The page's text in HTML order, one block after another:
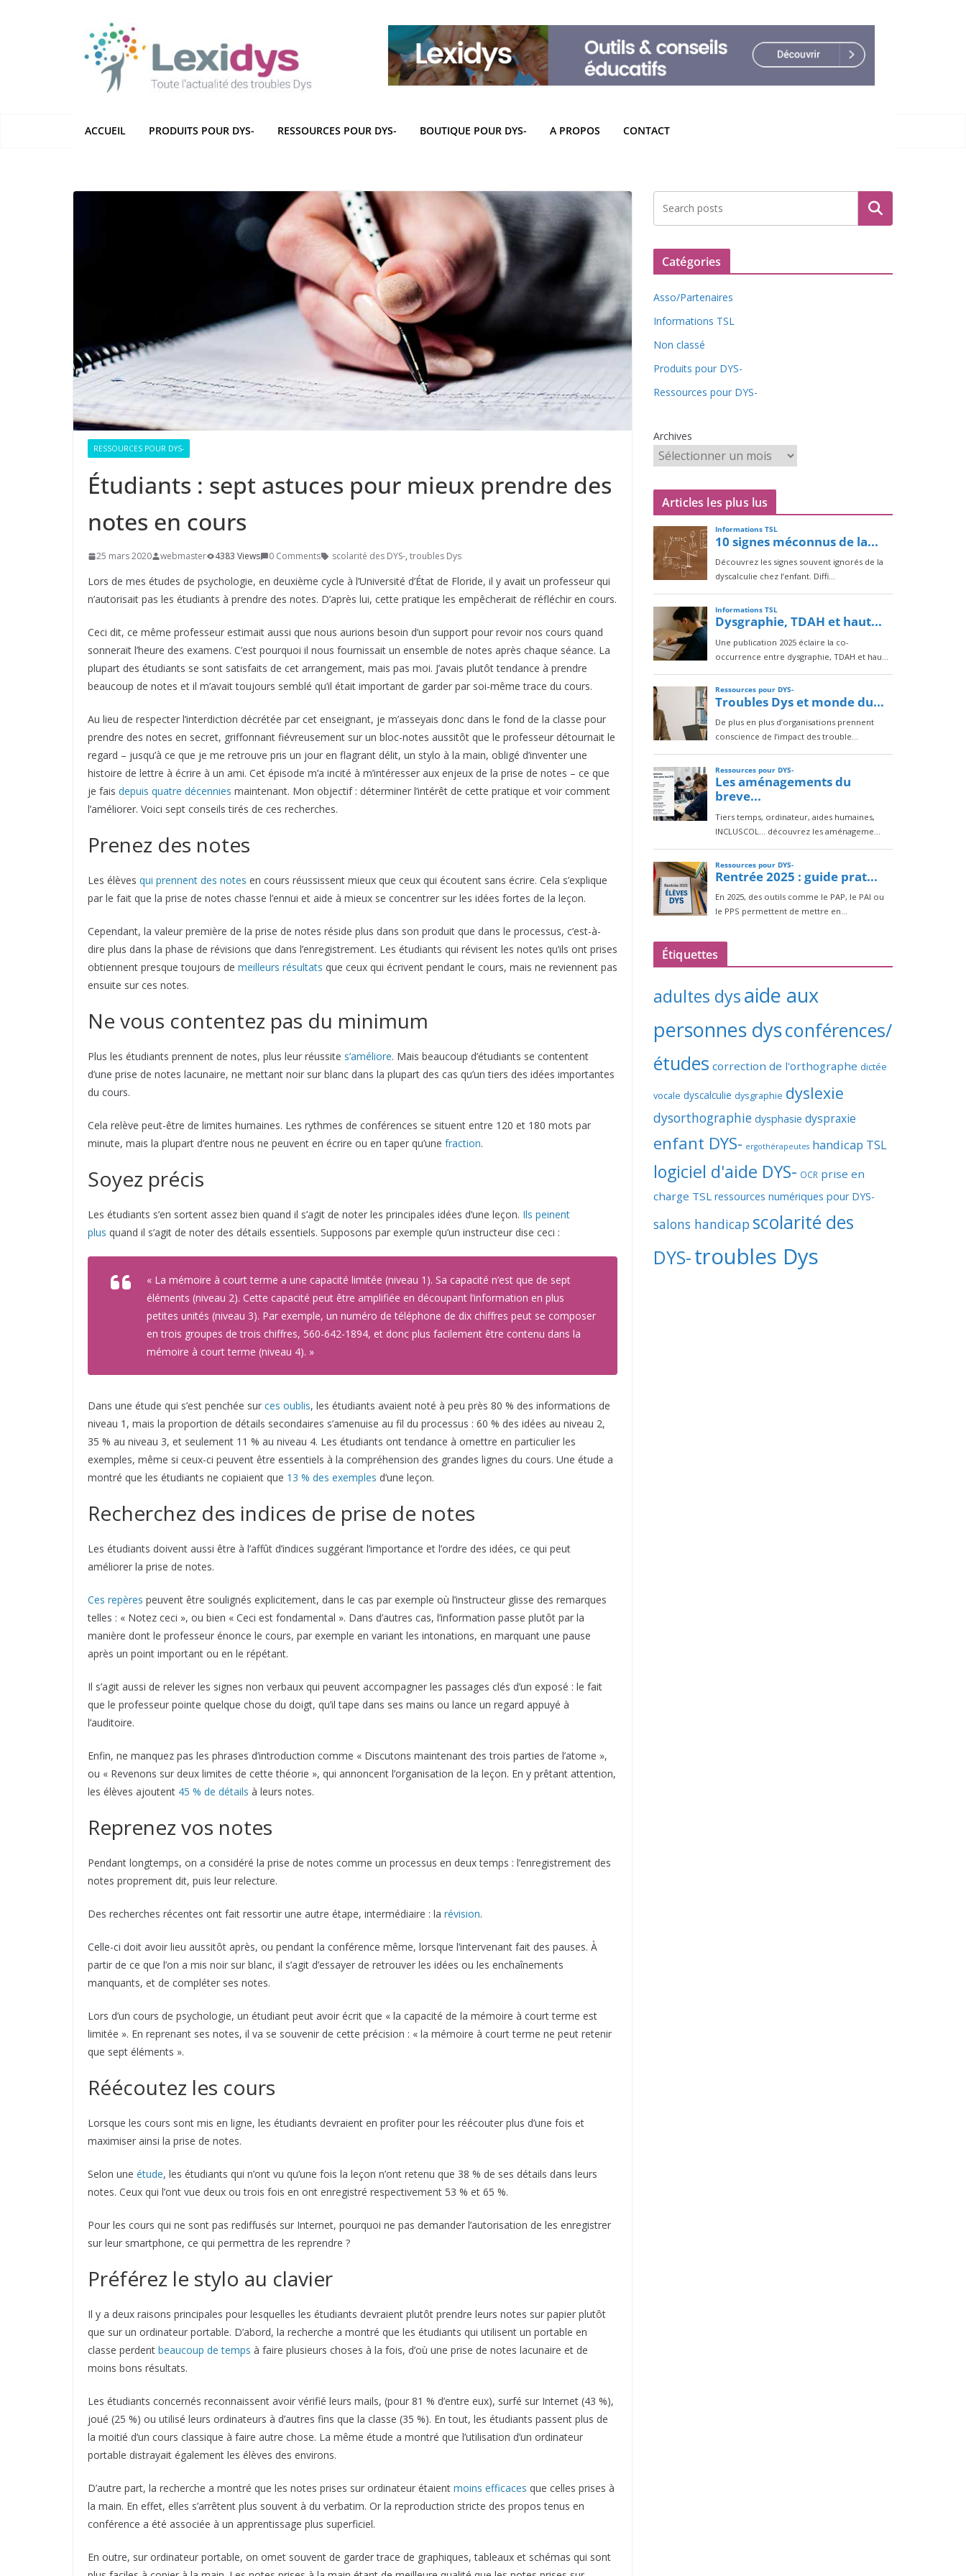
ACCUEIL PRODUITS POUR DYS- RESSOURCES POUR DYS- BOUTIQUE POUR DYS- A PROPOS CONTACT
RESSOURCES POUR DYS-
Étudiants : sept astuces pour mieux prendre des
notes en cours
25 mars 2020 webmaster 4383 Views 0 Comments scolarité des DYS-, troubles Dys
Lors de mes études de psychologie, en deuxième cycle à l’Université d’État de Floride, il y avait un professeur qui
n’autorisait pas les étudiants à prendre des notes. D’après lui, cette pratique les empêcherait de réfléchir en cours.
Ceci dit, ce même professeur estimait aussi que nous aurions besoin d’un support pour revoir nos cours quand
sonnerait l’heure des examens. C’est pourquoi il nous fournissait un ensemble de notes après chaque séance. La
plupart des étudiants se sont satisfaits de cet arrangement, mais pas moi. J’avais plutôt tendance à prendre
beaucoup de notes et il m’avait toujours semblé qu’il était important de garder par soi-même trace du cours.
Au lieu de respecter l’interdiction décrétée par cet enseignant, je m’asseyais donc dans le fond de la classe pour
prendre des notes en secret, griffonnant fiévreusement sur un bloc-notes aussitôt que le professeur détournait le
regard – jusqu’à ce que je me retrouve pris un jour en flagrant délit, un stylo à la main, obligé d’inventer une
histoire de lettre à écrire à un ami. Cet épisode m’a incité à m’intéresser aux enjeux de la prise de notes – ce que
je fais depuis quatre décennies maintenant. Mon objectif : déterminer l’intérêt de cette pratique et voir comment
l’améliorer. Voici sept conseils tirés de ces recherches.
Prenez des notes
Les élèves qui prennent des notes en cours réussissent mieux que ceux qui écoutent sans écrire. Cela s’explique
par le fait que la prise de notes chasse l’ennui et aide à mieux se concentrer sur les idées fortes de la leçon.
Cependant, la valeur première de la prise de notes réside plus dans son produit que dans le processus, c’est-à-
dire plus dans la phase de révisions que dans l’enregistrement. Les étudiants qui révisent les notes qu’ils ont prises
obtiennent presque toujours de meilleurs résultats que ceux qui écrivent pendant le cours, mais ne reviennent pas
ensuite sur ces notes.
Ne vous contentez pas du minimum
Plus les étudiants prennent de notes, plus leur réussite s’améliore. Mais beaucoup d’étudiants se contentent
d’une prise de notes lacunaire, ne mettant noir sur blanc dans la plupart des cas qu’un tiers des idées importantes
du cours.
Cela relève peut-être de limites humaines. Les rythmes de conférences se situent entre 120 et 180 mots par
minute, mais la plupart d’entre nous ne peuvent en écrire ou en taper qu’une fraction.
Soyez précis
Les étudiants s’en sortent assez bien quand il s’agit de noter les principales idées d’une leçon. Ils peinent
plus quand il s’agit de noter des détails essentiels. Supposons par exemple qu’un instructeur dise ceci :
« La mémoire à court terme a une capacité limitée (niveau 1). Sa capacité n’est que de sept
éléments (niveau 2). Cette capacité peut être amplifiée en découpant l’information en plus
petites unités (niveau 3). Par exemple, un numéro de téléphone de dix chiffres peut se composer
en trois groupes de trois chiffres, 560-642-1894, et donc plus facilement être contenu dans la
mémoire à court terme (niveau 4). »
Dans une étude qui s’est penchée sur ces oublis, les étudiants avaient noté à peu près 80 % des informations de
niveau 1, mais la proportion de détails secondaires s’amenuise au fil du processus : 60 % des idées au niveau 2,
35 % au niveau 3, et seulement 11 % au niveau 4. Les étudiants ont tendance à omettre en particulier les
exemples, même si ceux-ci peuvent être essentiels à la compréhension des grandes lignes du cours. Une étude a
montré que les étudiants ne copiaient que 13 % des exemples d’une leçon.
Recherchez des indices de prise de notes
Les étudiants doivent aussi être à l’affût d’indices suggérant l’importance et l’ordre des idées, ce qui peut
améliorer la prise de notes.
Ces repères peuvent être soulignés explicitement, dans le cas par exemple où l’instructeur glisse des remarques
telles : « Notez ceci », ou bien « Ceci est fondamental ». Dans d’autres cas, l’information passe plutôt par la
manière dont le professeur énonce le cours, par exemple en variant les intonations, en marquant une pause
après un point important ou en le répétant.
Il s’agit aussi de relever les signes non verbaux qui peuvent accompagner les passages clés d’un exposé : le fait
que le professeur pointe quelque chose du doigt, qu’il tape dans ses mains ou lance un regard appuyé à
l’auditoire.
Enfin, ne manquez pas les phrases d’introduction comme « Discutons maintenant des trois parties de l’atome »,
ou « Revenons sur deux limites de cette théorie », qui annoncent l’organisation de la leçon. En y prêtant attention,
les élèves ajoutent 45 % de détails à leurs notes.
Reprenez vos notes
Pendant longtemps, on a considéré la prise de notes comme un processus en deux temps : l’enregistrement des
notes proprement dit, puis leur relecture.
Des recherches récentes ont fait ressortir une autre étape, intermédiaire : la révision.
Celle-ci doit avoir lieu aussitôt après, ou pendant la conférence même, lorsque l’intervenant fait des pauses. À
partir de ce que l’on a mis noir sur blanc, il s’agit d’essayer de retrouver les idées ou les enchaînements
manquants, et de compléter ses notes.
Lors d’un cours de psychologie, un étudiant peut avoir écrit que « la capacité de la mémoire à court terme est
limitée ». En reprenant ses notes, il va se souvenir de cette précision : « la mémoire à court terme ne peut retenir
que sept éléments ».
Réécoutez les cours
Lorsque les cours sont mis en ligne, les étudiants devraient en profiter pour les réécouter plus d’une fois et
maximiser ainsi la prise de notes.
Selon une étude, les étudiants qui n’ont vu qu’une fois la leçon n’ont retenu que 38 % de ses détails dans leurs
notes. Ceux qui l’ont vue deux ou trois fois en ont enregistré respectivement 53 % et 65 %.
Pour les cours qui ne sont pas rediffusés sur Internet, pourquoi ne pas demander l’autorisation de les enregistrer
sur leur smartphone, ce qui permettra de les reprendre ?
Préférez le stylo au clavier
Il y a deux raisons principales pour lesquelles les étudiants devraient plutôt prendre leurs notes sur papier plutôt
que sur un ordinateur portable. D’abord, la recherche a montré que les étudiants qui utilisent un portable en
classe perdent beaucoup de temps à faire plusieurs choses à la fois, d’où une prise de notes lacunaire et de
moins bons résultats.
Les étudiants concernés reconnaissent avoir vérifié leurs mails, (pour 81 % d’entre eux), surfé sur Internet (43 %),
joué (25 %) ou utilisé leurs ordinateurs à d’autres fins que la classe (35 %). En tout, les étudiants passent plus de
la moitié d’un cours classique à faire autre chose. La même étude a montré que l’utilisation d’un ordinateur
portable distrayait également les élèves des environs.
D’autre part, la recherche a montré que les notes prises sur ordinateur étaient moins efficaces que celles prises à
la main. En effet, elles s’arrêtent plus souvent à du verbatim. Or la reproduction stricte des propos tenus en
conférence a été associée à un apprentissage plus superficiel.
En outre, sur ordinateur portable, on omet souvent de garder trace de graphiques, tableaux et schémas qui sont
Rechercher
Catégories
Asso/Partenaires
Informations TSL
Non classé
Produits pour DYS-
Ressources pour DYS-
Archives
Articles les plus lus
Étiquettes
adultes dysaide aux
personnes dysconférences/
études correction de l'orthographe dictée
vocale dyscalculie dysgraphie dyslexie
dysorthographie dysphasie dyspraxie
enfant DYS- ergothérapeutes handicap TSL
logiciel d'aide DYS- OCR prise en
charge TSL ressources numériques pour DYS-
salons handicap scolarité des
DYS-troubles Dys